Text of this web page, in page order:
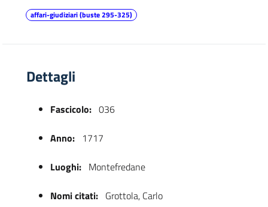
affari-giudiziari (buste 295-325)
Dettagli
Fascicolo: 036
Anno: 1717
Luoghi: Montefredane
Nomi citati: Grottola, Carlo